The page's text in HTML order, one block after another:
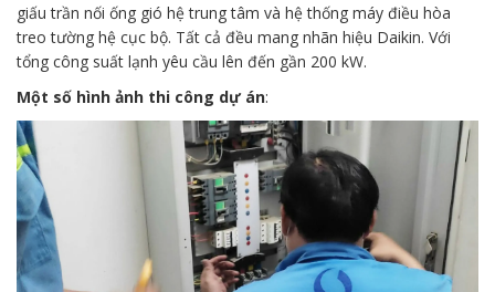
giấu trần nối ống gió hệ trung tâm và hệ thống máy điều hòa
treo tường hệ cục bộ. Tất cả đều mang nhãn hiệu Daikin. Với
tổng công suất lạnh yêu cầu lên đến gần 200 kW.
Một số hình ảnh thi công dự án: